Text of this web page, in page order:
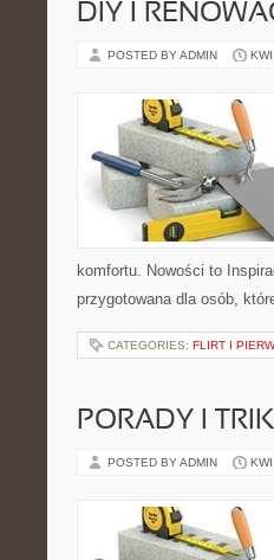
DIY I
POSTED BY ADMIN
komfortu. Nowości to
przygotowana dla osób,
CATEGORIES: FLIRT I
PORADY I
POSTED BY ADMIN